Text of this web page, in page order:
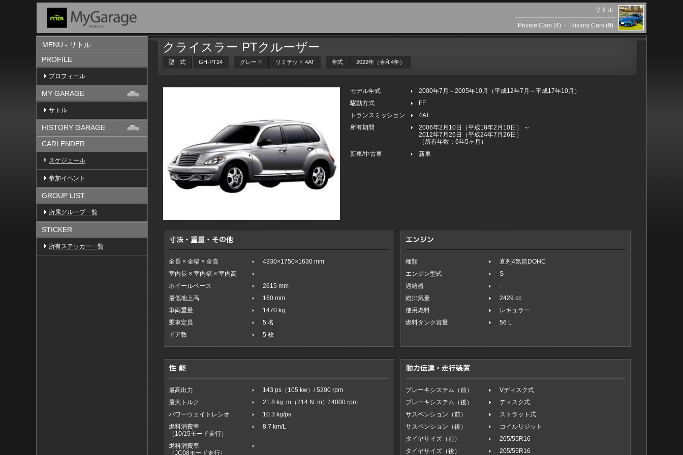
サトル
Private Cars (4) ・ History Cars (9)
MENU - サトル
PROFILE
プロフィール
MY GARAGE
サトル
HISTORY GARAGE
CARLENDER
スケジュール
参加イベント
GROUP LIST
所属グループ一覧
STICKER
所有ステッカー一覧
クライスラー PTクルーザー
型 式 GH-PT24 グレード リミテッド 4AT 年式 2022年（令和4年）
モデル年式
2000年7月～2005年10月（平成12年7月～平成17年10月）
駆動方式
FF
トランスミッション
4AT
所有期間
2006年2月10日（平成18年2月10日） ～
2012年7月26日（平成24年7月26日）
（所有年数：6年5ヶ月）
新車/中古車
新車
全長 × 全幅 × 全高
4330×1750×1630 mm
室内長 × 室内幅 × 室内高
-
ホイールベース
2615 mm
最低地上高
160 mm
車両重量
1470 kg
乗車定員
5 名
ドア数
5 枚
最高出力
143 ps（105 kw）/ 5200 rpm
最大トルク
21.8 kg･m（214 N･m）/ 4000 rpm
パワーウェイトレシオ
10.3 kg/ps
燃料消費率
（10/15モード走行）
8.7 km/L
燃料消費率
（JC08モード走行）
-
種類
直列4気筒DOHC
エンジン型式
S
過給器
-
総排気量
2429 cc
使用燃料
レギュラー
燃料タンク容量
56 L
ブレーキシステム（前）
Vディスク式
ブレーキシステム（後）
ディスク式
サスペンション（前）
ストラット式
サスペンション（後）
コイルリジット
タイヤサイズ（前）
205/55R16
タイヤサイズ（後）
205/55R16